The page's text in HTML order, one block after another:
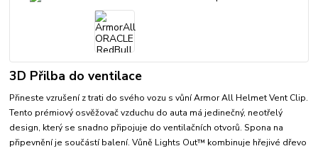
3D Přilba do ventilace
Přineste vzrušení z trati do svého vozu s vůní Armor All Helmet Vent Clip.
Tento prémiový osvěžovač vzduchu do auta má jedinečný, neotřelý
design, který se snadno připojuje do ventilačních otvorů. Spona na
připevnění je součástí balení. Vůně Lights Out™ kombinuje hřejivé dřevo